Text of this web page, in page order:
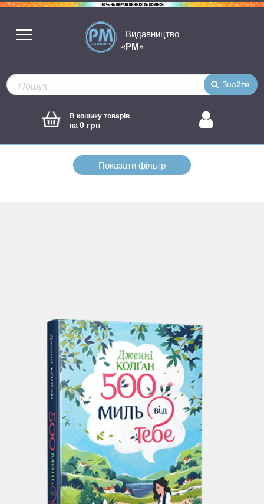
Видавництво
«РМ»
Знайти
В кошику товарів
на0 грн
Показати фільтр